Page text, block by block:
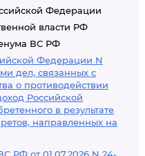
Федерации
власти РФ
ВС РФ
Федерации N
дел, связанных с
о противодействии
Российской
в результате
направленных на